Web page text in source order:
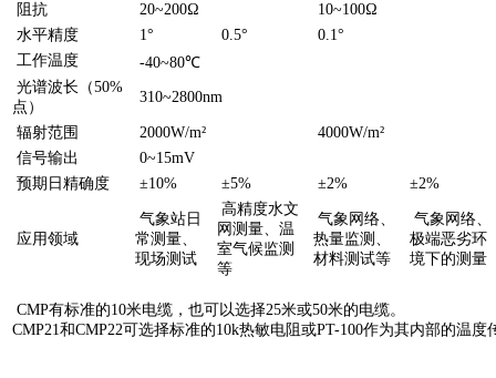
阻抗
20~200Ω
10~100Ω
水平精度
1° 0.5°
0.1°
工作温度
-40~80℃
光谱波长（50%
点）
310~2800nm
辐射范围 2000W/m²
4000W/m²
信号输出
0~15mV
预期日精确度
±10% ±5% ±2% ±2%
应用领域
气象站日
常测量、
现场测试
高精度水文
网测量、温
室气候监测
等
气象网络、
热量监测、
材料测试等
气象网络、
极端恶劣环
境下的测量
CMP有标准的10米电缆，也可以选择25米或50米的电缆。
CMP21和CMP22可选择标准的10k热敏电阻或PT-100作为其内部的温度